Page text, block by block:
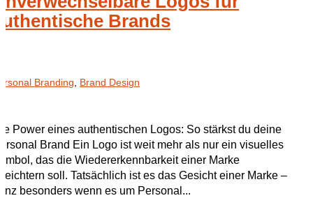
Brands
Branding, Brand Design
Power eines authentischen Logos: So stärkst du deine
Brand Ein Logo ist weit mehr als nur ein visuelles
das die Wiedererkennbarkeit einer Marke
soll. Tatsächlich ist es das Gesicht einer Marke –
besonders wenn es um Personal...